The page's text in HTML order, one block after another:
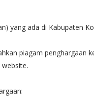
yang ada di Kabupaten
piagam penghargaan